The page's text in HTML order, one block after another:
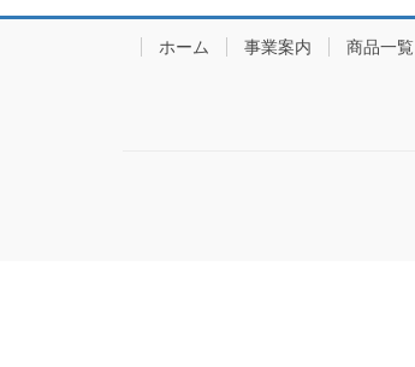
ホーム 事業案内 商品一覧